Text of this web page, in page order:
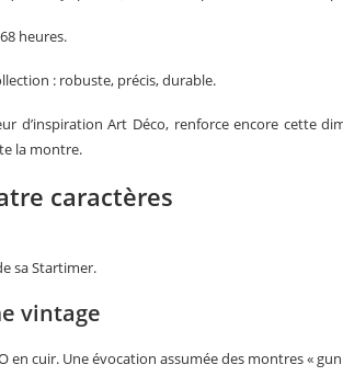
heures.
: robuste, précis, durable.
d’inspiration Art Déco, renforce encore cette
la montre.
caractères
sa Startimer.
vintage
en cuir. Une évocation assumée des montres «